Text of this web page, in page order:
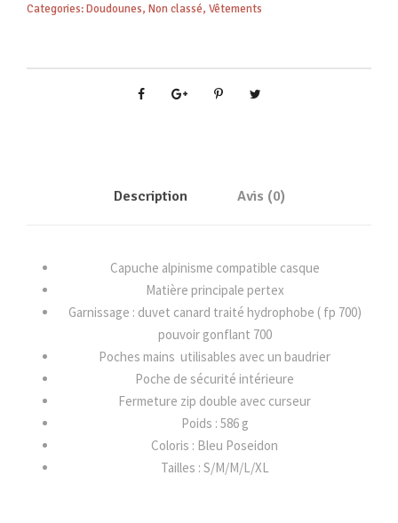
Categories:Doudounes, Non classé, Vêtements
Description Avis (0)
Capuche alpinisme compatible casque
Matière principale pertex
Garnissage : duvet canard traité hydrophobe ( fp 700)
pouvoir gonflant 700
Poches mains utilisables avec un baudrier
Poche de sécurité intérieure
Fermeture zip double avec curseur
Poids : 586 g
Coloris : Bleu Poseidon
Tailles : S/M/M/L/XL